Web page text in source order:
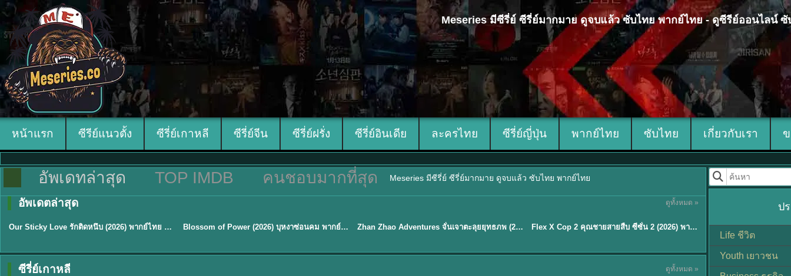
Meseries มีซีรี่ย์ ซีรี่ย์มากมาย ดูจบแล้ว ซับไทย พากย์ไทย - ดูซีรีย์ออนไลน์
หน้าแรก ซีรีย์แนวตั้ง ซีรี่ย์เกาหลี ซีรี่ย์จีน ซีรี่ย์ฝรั่ง ซีรี่ย์อินเดีย ละครไทย ซีรี่ย์ญี่ปุ่น พากย์ไทย ซับไทย เกี่ยวกับเรา
อัพเดทล่าสุด TOP IMDB คนชอบมากที่สุด Meseries มีซีรี่ย์ ซีรี่ย์มากมาย ดูจบแล้ว ซับไทย พากย์ไทย
อัพเดตล่าสุด ดูทั้งหมด »
★6
ซับไทย
Our Sticky Love รักติดหนึบ (2026) พากย์ไทย ซับไทย EP.1-12 Blossom of Power (2026) บุหงาซ่อนคม พากย์ไทย ซับไทย EP1-36 ★5 Zhan Zhao Adventures จั่นเจาตะลุยยุทธภพ (2026) พากย์ไทย ซับไทย EP.1-37 (จบ) ★8 Flex X Cop 2 คุณชายสายสืบ ซีซั่น 2 (2026) พากย์ไทย ซับไทย EP.1-14
ซีรี่ย์เกาหลี ดูทั้งหมด »
ซับไทย
ป
Life ชีวิต
Youth เยาวชน